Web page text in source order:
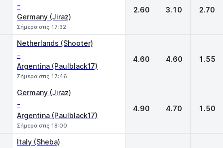
-
Germany (Jiraz)
Σήμερα στις 17:32
2.60 3.10 2.70
Netherlands (Shooter)
-
Argentina (Paulblack17)
Σήμερα στις 17:46
4.60 4.60 1.55
Germany (Jiraz)
-
Argentina (Paulblack17)
Σήμερα στις 18:00
4.90 4.70 1.50
Italy (Sheba)